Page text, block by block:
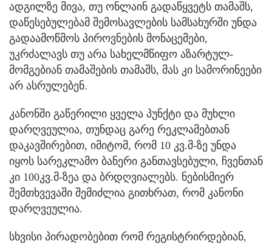
ადგილზე მივა, თუ ონლაინ გადაწყვეტს თამაშს,
დაწესებულებამ შემოსავლების სამსახურში უნდა
გადაამოწმოს პიროვნების მონაცემები,
უკრძალავს თუ არა სახელმწიფო აზარტულ-
მომგებიან თამაშების თამაშს, მას კი სამორინეები
არ ასრულებენ.
კანონში გაწერილი ყველა პუნქტი და მუხლი
დარღვეულია, თუნდაც გარე რეკლამებთან
დაკავშირებით, იმიტომ, რომ 10 კვ.მ-ზე უნდა
იყოს სარეკლამო ბანერი განთავსებული, ჩვენთან
კი 100კვ.მ-ზეა და ბრდღვიალებს. ნებისმიერ
შემთხვევაში შემიძლია გითხრათ, რომ კანონი
დარღვეულია.
სხვისი პირადობებით რომ რეგისტრირდებიან,